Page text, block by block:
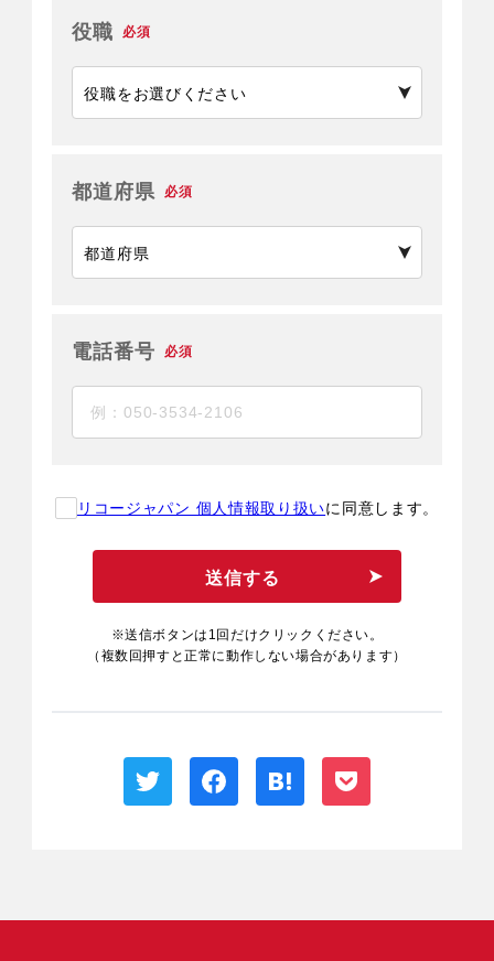
役職 必須
都道府県 必須
電話番号 必須
リコージャパン 個人情報取り扱いに同意します。
送信する
※送信ボタンは1回だけクリックください。
（複数回押すと正常に動作しない場合があります）